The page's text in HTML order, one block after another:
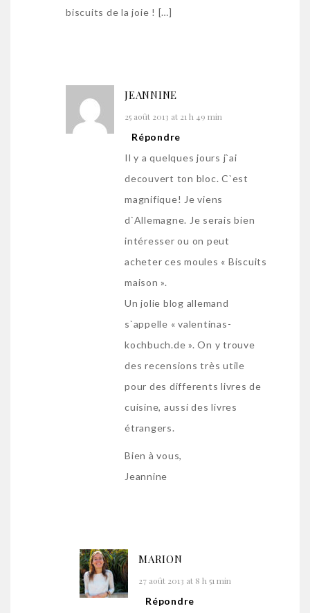
biscuits de la joie ! […]
JEANNINE
25 août 2013 at 21 h 49 min
Répondre
Il y a quelques jours j`ai
decouvert ton bloc. C`est
magnifique! Je viens
d`Allemagne. Je serais bien
intéresser ou on peut
acheter ces moules « Biscuits
maison ».
Un jolie blog allemand
s`appelle « valentinas-
kochbuch.de ». On y trouve
des recensions très utile
pour des differents livres de
cuisine, aussi des livres
étrangers.
Bien à vous,
Jeannine
MARION
27 août 2013 at 8 h 51 min
Répondre